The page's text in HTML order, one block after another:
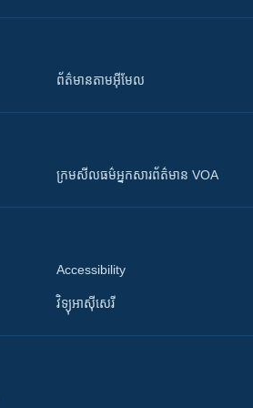
ព័ត៌មាន​តាម​អ៊ីមែល
ក្រម​​​សីលធម៌​​​អ្នក​​​សារព័ត៌មាន VOA
Accessibility
វិទ្យុ​អាស៊ី​សេរី